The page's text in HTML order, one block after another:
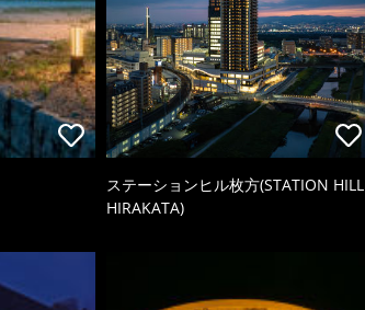
ステーションヒル枚方(STATION HILL
HIRAKATA)